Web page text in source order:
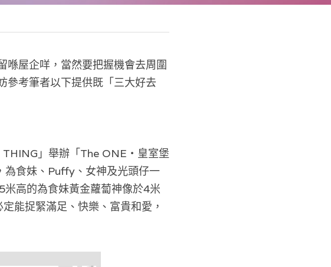
喺屋企咩，當然要把握機會去周圍
參考筆者以下提供既「三大好去
」舉辦「The ONE‧皇室堡
食妹、Puffy、女神及光頭仔一
高的為食妹黃金蘿蔔神像於4米
能捉緊滿足、快樂、富貴和愛，